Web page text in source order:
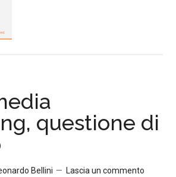
questione di
Bellini
Lascia un commento